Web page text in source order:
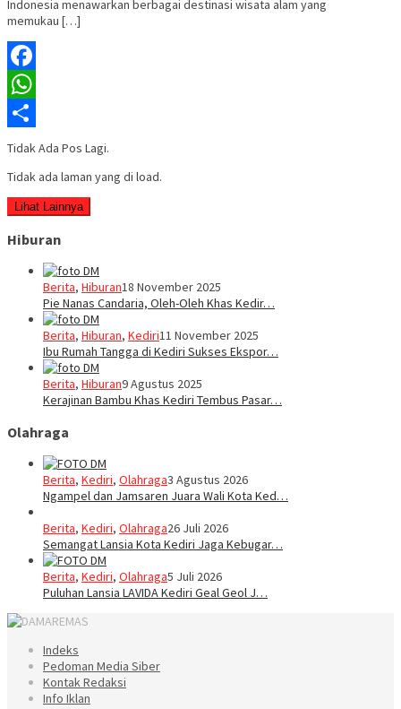
Indonesia menawarkan berbagai destinasi wisata alam yang
memukau […]
Facebook
WhatsApp
Share
Tidak Ada Pos Lagi.
Tidak ada laman yang di load.
Lihat Lainnya
Hiburan
Berita, Hiburan18 November 2025
Pie Nanas Candaria, Oleh-Oleh Khas Kedir…
Berita, Hiburan, Kediri11 November 2025
Ibu Rumah Tangga di Kediri Sukses Ekspor…
Berita, Hiburan9 Agustus 2025
Kerajinan Bambu Khas Kediri Tembus Pasar…
Olahraga
Berita, Kediri, Olahraga3 Agustus 2026
Ngampel dan Jamsaren Juara Wali Kota Ked…
Berita, Kediri, Olahraga26 Juli 2026
Semangat Lansia Kota Kediri Jaga Kebugar…
Berita, Kediri, Olahraga5 Juli 2026
Puluhan Lansia LAVIDA Kediri Geal Geol J…
Indeks
Pedoman Media Siber
Kontak Redaksi
Info Iklan